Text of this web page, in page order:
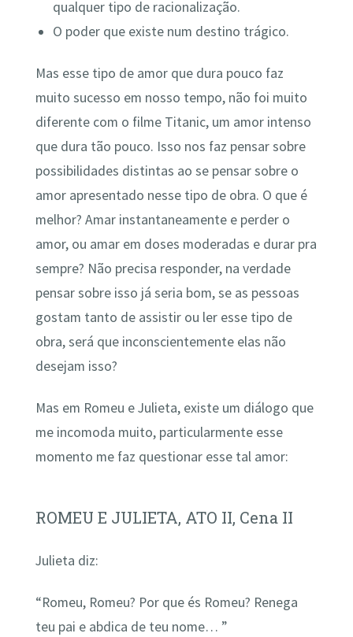
qualquer tipo de racionalização.
O poder que existe num destino trágico.
Mas esse tipo de amor que dura pouco faz
muito sucesso em nosso tempo, não foi muito
diferente com o filme Titanic, um amor intenso
que dura tão pouco. Isso nos faz pensar sobre
possibilidades distintas ao se pensar sobre o
amor apresentado nesse tipo de obra. O que é
melhor? Amar instantaneamente e perder o
amor, ou amar em doses moderadas e durar pra
sempre? Não precisa responder, na verdade
pensar sobre isso já seria bom, se as pessoas
gostam tanto de assistir ou ler esse tipo de
obra, será que inconscientemente elas não
desejam isso?
Mas em Romeu e Julieta, existe um diálogo que
me incomoda muito, particularmente esse
momento me faz questionar esse tal amor:
ROMEU E JULIETA, ATO II, Cena II
Julieta diz:
“Romeu, Romeu? Por que és Romeu? Renega
teu pai e abdica de teu nome… ”